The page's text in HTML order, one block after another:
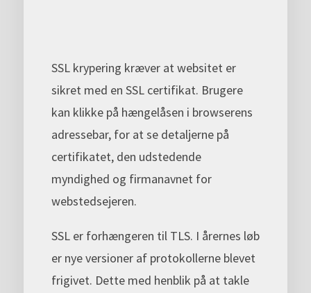
SSL krypering kræver at websitet er
sikret med en SSL certifikat. Brugere
kan klikke på hængelåsen i browserens
adressebar, for at se detaljerne på
certifikatet, den udstedende
myndighed og firmanavnet for
webstedsejeren.
SSL er forhængeren til TLS. I årernes løb
er nye versioner af protokollerne blevet
frigivet. Dette med henblik på at takle